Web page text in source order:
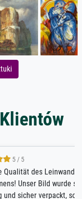
und
sehr
dass es